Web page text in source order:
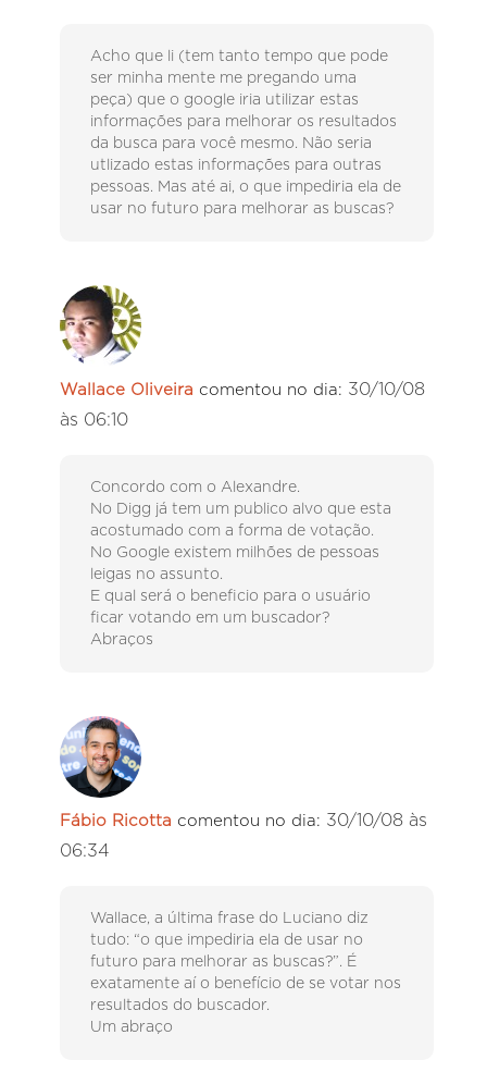
Acho que li (tem tanto tempo que pode
ser minha mente me pregando uma
peça) que o google iria utilizar estas
informações para melhorar os resultados
da busca para você mesmo. Não seria
utlizado estas informações para outras
pessoas. Mas até ai, o que impediria ela de
usar no futuro para melhorar as buscas?
Wallace Oliveira comentou no dia: 30/10/08
às 06:10
Concordo com o Alexandre.
No Digg já tem um publico alvo que esta
acostumado com a forma de votação.
No Google existem milhões de pessoas
leigas no assunto.
E qual será o beneficio para o usuário
ficar votando em um buscador?
Abraços
Fábio Ricotta comentou no dia: 30/10/08 às
06:34
Wallace, a última frase do Luciano diz
tudo: “o que impediria ela de usar no
futuro para melhorar as buscas?”. É
exatamente aí o benefício de se votar nos
resultados do buscador.
Um abraço